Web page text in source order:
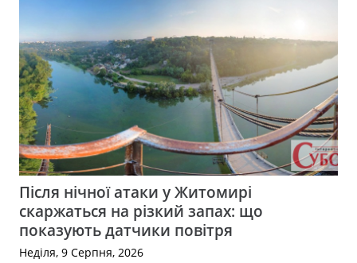
Після нічної атаки у Житомирі
скаржаться на різкий запах: що
показують датчики повітря
Неділя, 9 Серпня, 2026